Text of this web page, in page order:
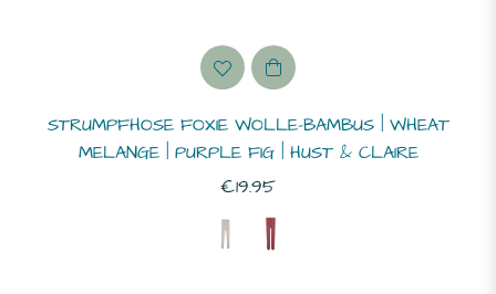
STRUMPFHOSE FOXIE WOLLE-BAMBUS | WHEAT
MELANGE | PURPLE FIG | HUST & CLAIRE
Normaler
Preis
€19.95